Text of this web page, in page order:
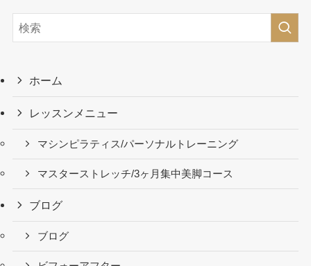
ホーム
レッスンメニュー
マシンピラティス/パーソナルトレーニング
マスターストレッチ/3ヶ月集中美脚コース
ブログ
ブログ